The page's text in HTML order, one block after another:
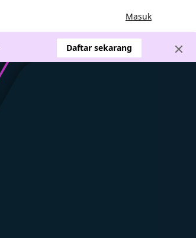
Masuk
Daftar sekarang